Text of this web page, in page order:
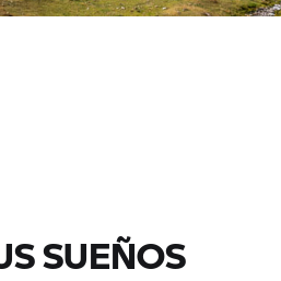
SUEÑOS